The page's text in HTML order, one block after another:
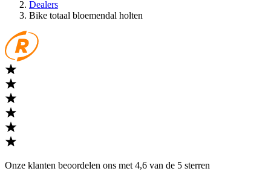
Dealers
Bike totaal bloemendal holten
Onze klanten beoordelen ons met 4,6 van de 5 sterren